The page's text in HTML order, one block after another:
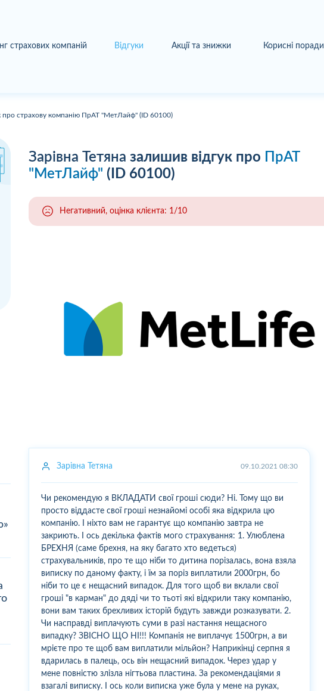
страхових компаній Відгуки Акції та знижки Корисні поради
про страхову компанію ПрАТ "МетЛайф" (ID 60100)
Зарівна Тетяна залишив відгук про
ПрАТ
"МетЛайф" (ID 60100)
Негативний, оцінка клієнта: 1/10
Зарівна Тетяна 09.10.2021 08:30
Чи рекомендую я ВКЛАДАТИ свої гроші сюди? Ні. Тому що ви
просто віддасте свої гроші незнайомі особі яка відкрила цю
компанію. І ніхто вам не гарантує що компанію завтра не
закриють. І ось декілька фактів мого страхування: 1. Улюблена
БРЕХНЯ (саме брехня, на яку багато хто ведеться)
страхувальників, про те що ніби то дитина порізалась, вона взяла
виписку по даному факту, і їм за поріз виплатили 2000грн, бо
ніби то це є нещасний випадок. Для того щоб ви вклали свої
гроші "в карман" до дяді чи то тьоті які відкрили таку компанію,
вони вам таких брехливих історій будуть завжди розказувати. 2.
Чи насправді виплачують суми в разі настання нещасного
випадку? ЗВІСНО ЩО НІ!!! Компанія не виплачує 1500грн, а ви
мрієте про те щоб вам виплатили мільйон? Наприкінці серпня я
вдарилась в палець, ось він нещасний випадок. Через удар у
мене повністю злізла нігтьова пластина. За рекомендаціями я
взагалі виписку. І ось коли виписка уже була у мене на руках,